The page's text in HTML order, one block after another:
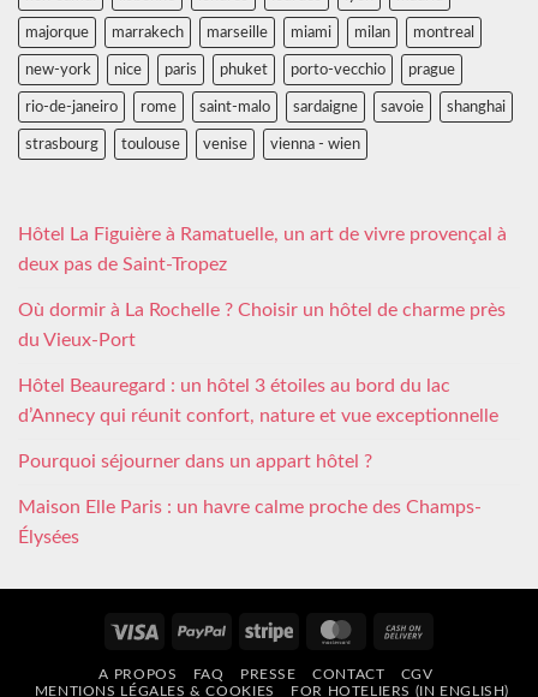
majorque marrakech marseille miami milan montreal
new-york nice paris phuket porto-vecchio prague
rio-de-janeiro rome saint-malo sardaigne savoie shanghai
strasbourg toulouse venise vienna - wien
Hôtel La Figuière à Ramatuelle, un art de vivre provençal à
deux pas de Saint-Tropez
Où dormir à La Rochelle ? Choisir un hôtel de charme près
du Vieux-Port
Hôtel Beauregard : un hôtel 3 étoiles au bord du lac
d’Annecy qui réunit confort, nature et vue exceptionnelle
Pourquoi séjourner dans un appart hôtel ?
Maison Elle Paris : un havre calme proche des Champs-
Élysées
Visa PayPal Stripe MasterCard
Delivery
A PROPOS FAQ PRESSE CONTACT
CGV
MENTIONS LÉGALES & COOKIES
FOR HOTELIERS (IN ENGLISH)